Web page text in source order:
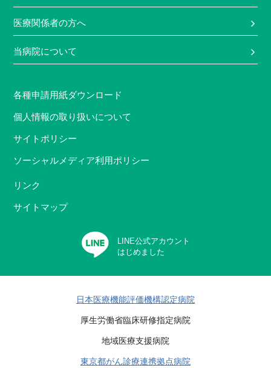
医療関係者の方へ
当病院について
各種申請用紙ダウンロード
個人情報の取り扱いについて
サイトポリシー
ソーシャルメディア利用ポリシー
リンク
サイトマップ
LINE公式アカウント
はじめました
日本医療機能評価機構認定病院
厚生労働省臨床研修指定病院
地域医療支援病院
東京都がん診療連携拠点病院